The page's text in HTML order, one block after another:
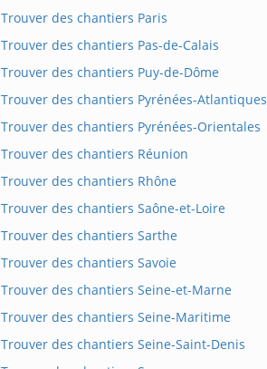
Trouver des chantiers Paris
Trouver des chantiers Pas-de-Calais
Trouver des chantiers Puy-de-Dôme
Trouver des chantiers Pyrénées-Atlantiques
Trouver des chantiers Pyrénées-Orientales
Trouver des chantiers Réunion
Trouver des chantiers Rhône
Trouver des chantiers Saône-et-Loire
Trouver des chantiers Sarthe
Trouver des chantiers Savoie
Trouver des chantiers Seine-et-Marne
Trouver des chantiers Seine-Maritime
Trouver des chantiers Seine-Saint-Denis